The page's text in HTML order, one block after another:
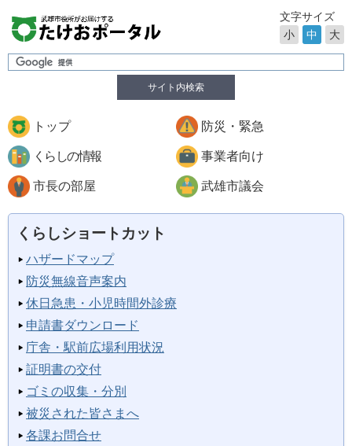
サイト内検索
文字サイズ
小
中 大
トップ 防災・緊急
くらしの情報 事業者向け
市長の部屋 武雄市議会
くらしショートカット
ハザードマップ
防災無線音声案内
休日急患・小児時間外診療
申請書ダウンロード
庁舎・駅前広場利用状況
証明書の交付
ゴミの収集・分別
被災された皆さまへ
各課お問合せ